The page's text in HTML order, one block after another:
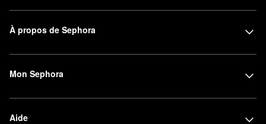
À propos de Sephora
Mon Sephora
Aide